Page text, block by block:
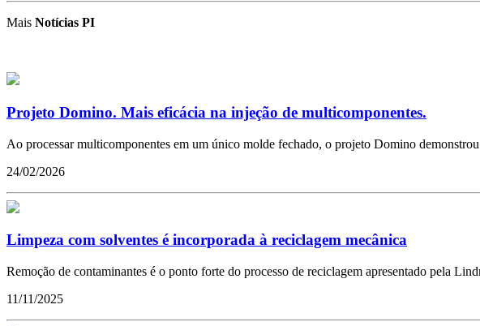
Mais Notícias PI
Projeto Domino. Mais eficácia na injeção de multicomponentes.
Ao processar multicomponentes em um único molde fechado, o projeto Domino
24/02/2026
Limpeza com solventes é incorporada à reciclagem mecânica
Remoção de contaminantes é o ponto forte do processo de reciclagem apresentado pela
11/11/2025